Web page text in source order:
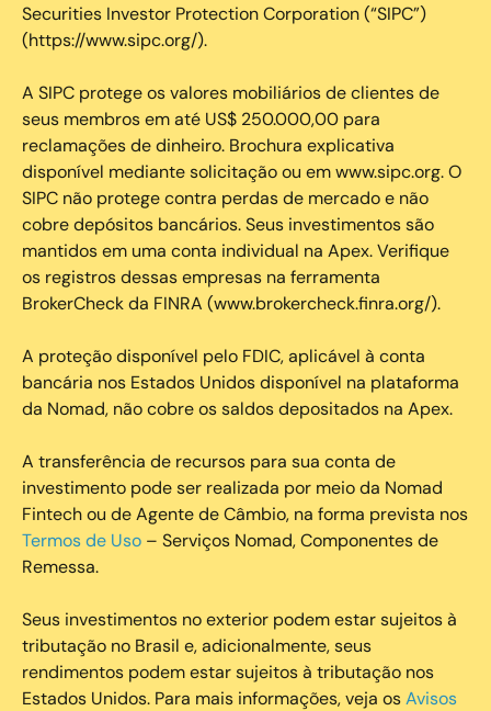
Securities Investor Protection Corporation (“SIPC”)
(https://www.sipc.org/).
A SIPC protege os valores mobiliários de clientes de
seus membros em até US$ 250.000,00 para
reclamações de dinheiro. Brochura explicativa
disponível mediante solicitação ou em www.sipc.org. O
SIPC não protege contra perdas de mercado e não
cobre depósitos bancários. Seus investimentos são
mantidos em uma conta individual na Apex. Verifique
os registros dessas empresas na ferramenta
BrokerCheck da FINRA (www.brokercheck.finra.org/).
A proteção disponível pelo FDIC, aplicável à conta
bancária nos Estados Unidos disponível na plataforma
da Nomad, não cobre os saldos depositados na Apex.
A transferência de recursos para sua conta de
investimento pode ser realizada por meio da Nomad
Fintech ou de Agente de Câmbio, na forma prevista nos
Termos de Uso – Serviços Nomad, Componentes de
Remessa.
Seus investimentos no exterior podem estar sujeitos à
tributação no Brasil e, adicionalmente, seus
rendimentos podem estar sujeitos à tributação nos
Estados Unidos. Para mais informações, veja osAvisos